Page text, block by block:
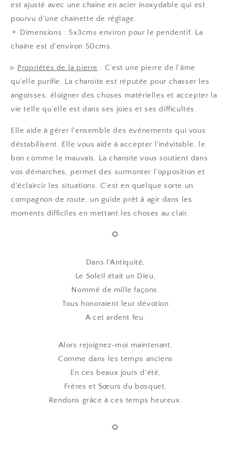
estajusté avec une chaîne en acier inoxydable qui est
pourvu d'une chainette de réglage.
⚬ Dimensions : 5x3cms environ pour le pendentif. La
chaine est d'environ 50cms.
▹ Propriétés de la pierre : C’est une pierre de l’âme
qu’elle purifie. La charoïte est réputée pour chasser les
angoisses, éloigner des choses matérielles et accepter la
vie telle qu’elle est dans ses joies et ses difficultés.
Elle aide à gérer l'ensemble des événements qui vous
déstabilisent. Elle vous aide à accepter l'inévitable, le
bon comme le mauvais. La charoïte vous soutient dans
vos démarches, permet des surmonter l'opposition et
d'éclaircir les situations. C'est en quelque sorte un
compagnon de route, un guide prêt à agir dans les
moments difficiles en mettant les choses au clair.
🌻
Dans l'Antiquité,
Le Soleil était un Dieu,
Nommé de mille façons.
Tous honoraient leur dévotion
A cet ardent feu.
Alors rejoignez-moi maintenant,
Comme dans les temps anciens
En ces beaux jours d'été,
Frères et Sœurs du bosquet,
Rendons grâce à ces temps heureux.
🌻